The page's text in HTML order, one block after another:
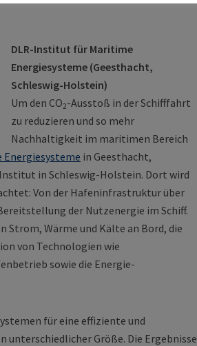
DLR-Institut für Maritime
Energiesysteme (Geesthacht,
Schleswig-Holstein)
Um den CO2-Ausstoß in der Schifffahrt
zu reduzieren und so mehr
Nachhaltigkeit im maritimen Bereich
in Geesthacht,
in Schleswig-Holstein. Dort wird
Von der Hafeninfrastruktur über
der Nutzenergie im Schiff.
Strom, Wärme und Kälte an Bord, die
von Technologien wie
sowie die Energie-
für eine effiziente und
unterschiedlicher Größe. Die Ergebnisse